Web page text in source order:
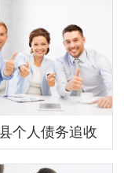
个人债务追收